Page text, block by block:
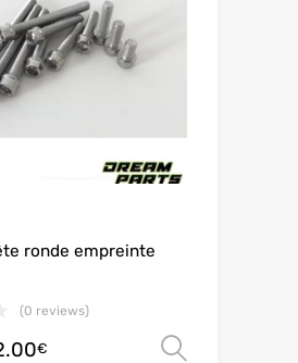
ronde empreinte
(0 reviews)
€